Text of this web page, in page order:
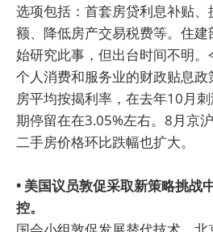
选项包括：首套房贷利息补贴
额、降低房产交易税费等。住
始研究此事，但出台时间不明
个人消费和服务业的财政贴息
房平均按揭利率，在去年10月
期停留在在3.05%左右。8月京
二手房价格环比跌幅也扩大。
• 美国议员敦促采取新策略挑战
控。